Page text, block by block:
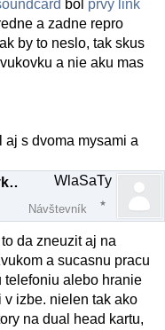
bol prvy link
a zadne repro
by to neslo, tak skus
a nie aku mas
aj s dvoma mysami a
Re: Ako "rozdvojit" zvukovku?
WlaSaTy
Návštevník
da zneuzit aj na
a sucasnu pracu
telefoniu alebo hranie
v izbe. nielen tak ako
na dual head kartu,